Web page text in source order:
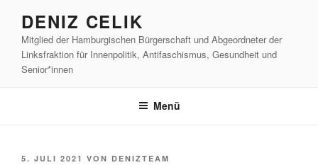
springen
DENIZ CELIK
Mitglied der Hamburgischen Bürgerschaft und Abgeordneter der
Linksfraktion für Innenpolitik, Antifaschismus, Gesundheit und
Senior*innen
Menü
VERÖFFENTLICHT
5. JULI 2021 VON DENIZTEAM